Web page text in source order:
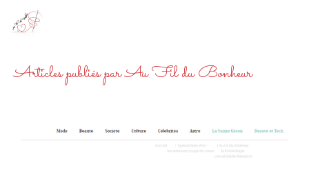
Articles publiés par Au Fil du Bonheur